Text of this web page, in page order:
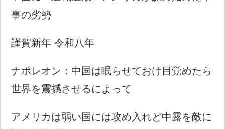
事の劣勢
謹賀新年 令和八年
ナポレオン：中国は眠らせておけ目覚めたら
世界を震撼させるによって
アメリカは弱い国には攻め入れど中露を敵に